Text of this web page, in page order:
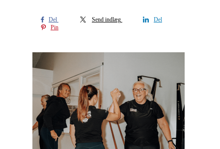
Del Send indlæg
Del
Pin